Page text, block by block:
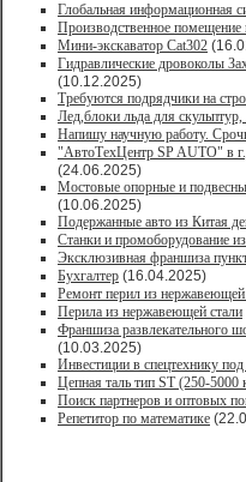
Глобальная информационная
Производственное помещение
Мини-экскаватор Cat302
Гидравлические дровоколы
(10.12.2025)
Требуются подрядчики на
Лед,блоки льда для
Напишу научную работу.
"АвтоТехЦентр SP AUTO" в
(24.06.2025)
Мостовые опорные и
(10.06.2025)
Подержанные авто из Китая
Станки и промоборудование
Эксклюзивная франшиза
Бухгалтер (16.04.2025)
Ремонт перил из нержавеющей
Перила из нержавеющей стали
Франшиза развлекательного
(10.03.2025)
Инвестиции в спецтехнику
Цепная таль тип ST (250-
Поиск партнеров и оптовых
Репетитор по математике